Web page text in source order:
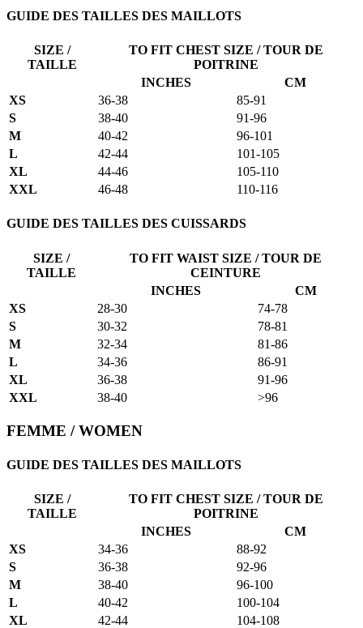
GUIDE DES TAILLES DES MAILLOTS
SIZE /
TAILLE
TO FIT CHEST SIZE / TOUR DE
POITRINE
INCHES
CM
XS
36-38
85-91
S
38-40
91-96
M
40-42
96-101
L
42-44
101-105
XL
44-46
105-110
XXL
46-48 110-116
GUIDE DES TAILLES DES CUISSARDS
SIZE /
TAILLE
TO FIT WAIST SIZE / TOUR DE
CEINTURE
INCHES
CM
XS
28-30
74-78
S
30-32
78-81
M
32-34
81-86
L
34-36
86-91
XL
36-38
91-96
XXL
38-40 >96
FEMME / WOMEN
GUIDE DES TAILLES DES MAILLOTS
SIZE /
TAILLE
TO FIT CHEST SIZE / TOUR DE
POITRINE
INCHES
CM
XS
34-36
88-92
S
36-38
92-96
M
38-40
96-100
L
40-42
100-104
XL
42-44
104-108